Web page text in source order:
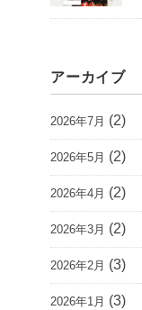
アーカイブ
2026年7月 (2)
2026年5月 (2)
2026年4月 (2)
2026年3月 (2)
2026年2月 (3)
2026年1月 (3)